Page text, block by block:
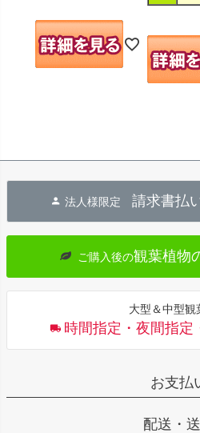
法人様限定 請求書払
ご購入後の観葉植物
大型＆中型観
時間指定・夜間指定
お支払
配送・